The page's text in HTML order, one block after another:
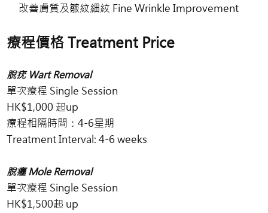
改善膚質及皺紋細紋 Fine Wrinkle Improvement
療程價格 Treatment Price
脫疣 Wart Removal
單次療程 Single Session
HK$1,000 起up
療程相隔時間：4-6星期
Treatment Interval: 4-6 weeks
脫癦 Mole Removal
單次療程 Single Session
HK$1,500起 up